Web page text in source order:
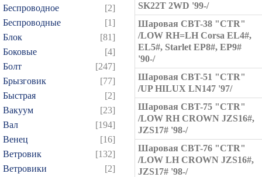
Беспроводное
[2]
Беспроводные
[1]
Блок
[81]
Боковые
[4]
Болт
[247]
Брызговик
[77]
Быстрая
[2]
Вакуум
[23]
Вал
[194]
Венец
[16]
Ветровик
[132]
Ветровики
[2]
SK22T 2WD '99-/
Шаровая CBT-38 "CTR"
/LOW RH=LH Corsa EL4#,
EL5#, Starlet EP8#, EP9#
'90-/
Шаровая CBT-51 "CTR"
/UP HILUX LN147 '97/
Шаровая CBT-75 "CTR"
/LOW RH CROWN JZS16#,
JZS17# '98-/
Шаровая CBT-76 "CTR"
/LOW LH CROWN JZS16#,
JZS17# '98-/